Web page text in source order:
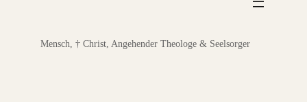
Mensch, † Christ, Angehender Theologe & Seelsorger